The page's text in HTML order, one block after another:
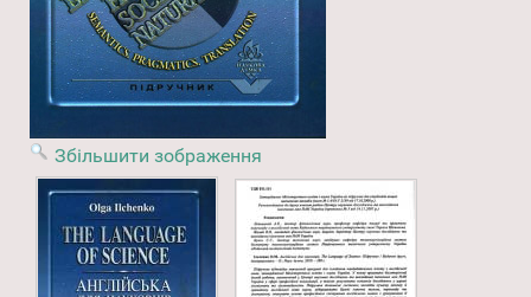
Збільшити зображення